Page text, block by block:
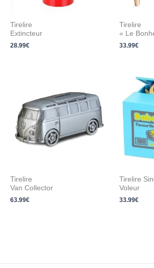
Tirelire
Extincteur
28.99€
Tirelire
« Le
33.99€
Tirelire
Van Collector
63.99€
Tirelire
Voleur
33.99€